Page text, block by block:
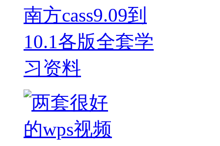
南方cass9.09到
10.1各版全套学
习资料